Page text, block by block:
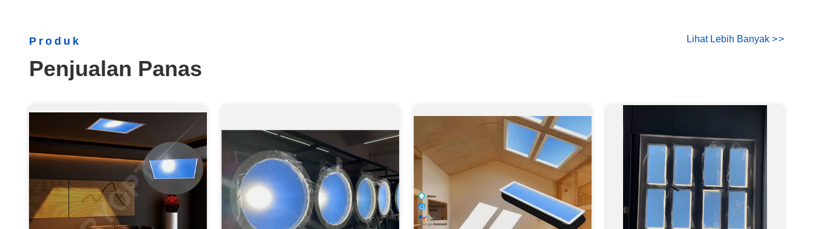
Produk
Penjualan Panas
Lihat Lebih Banyak >>